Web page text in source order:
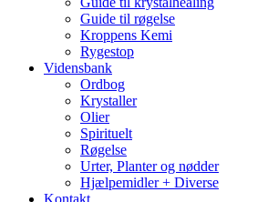
Guide til røgelse
Kroppens Kemi
Rygestop
Vidensbank
Ordbog
Krystaller
Olier
Spirituelt
Røgelse
Urter, Planter og nødder
Hjælpemidler + Diverse
Kontakt